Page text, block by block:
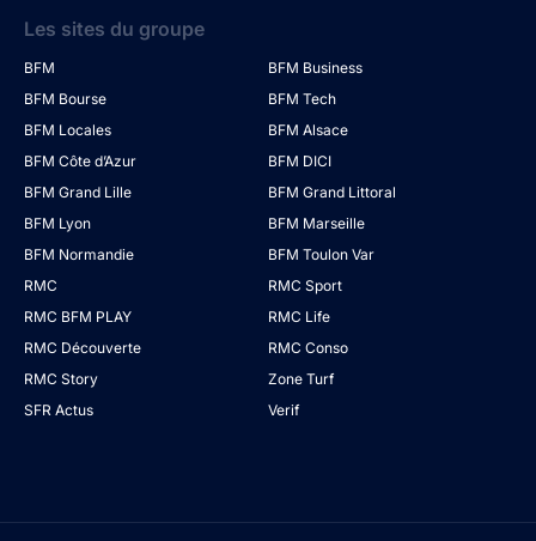
Les sites du groupe
BFM
BFM Business
BFM Bourse
BFM Tech
BFM Locales
BFM Alsace
BFM Côte d’Azur
BFM DICI
BFM Grand Lille
BFM Grand Littoral
BFM Lyon
BFM Marseille
BFM Normandie
BFM Toulon Var
RMC
RMC Sport
RMC BFM PLAY
RMC Life
RMC Découverte
RMC Conso
RMC Story
Zone Turf
SFR Actus
Verif